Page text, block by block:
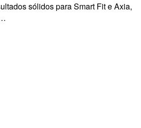
sólidos para Smart Fit e Axia,